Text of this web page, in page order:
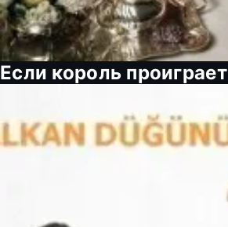
Если король проиграет